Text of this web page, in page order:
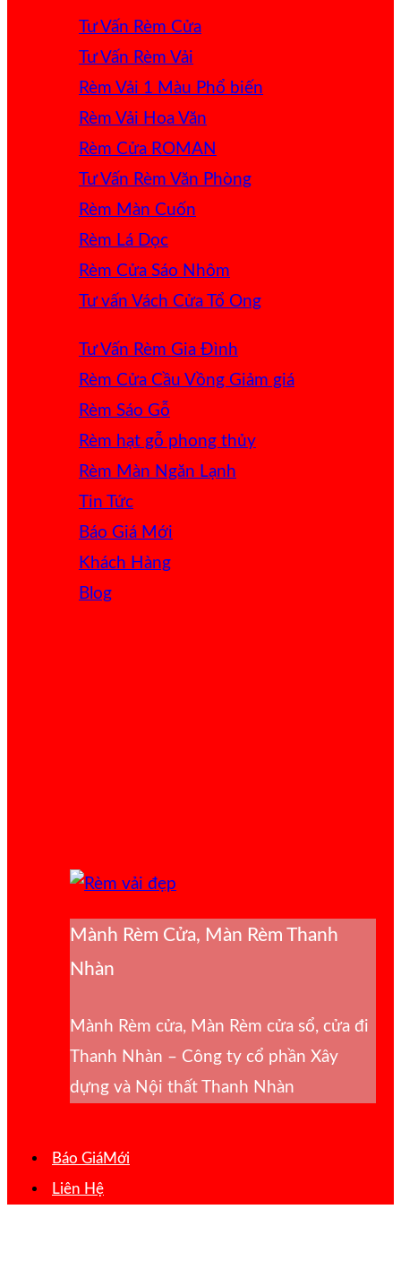
Tư Vấn Rèm Cửa
Tư Vấn Rèm Vải
Rèm Vải 1 Màu
Rèm Vải Hoa Văn
Rèm Cửa ROMAN
Tư Vấn Rèm Văn Phòng
Rèm Màn Cuốn
Rèm Lá Dọc
Rèm Cửa Sáo Nhôm
Tư vấn Vách Cửa Tổ Ong
Tư Vấn Rèm Gia Đình
Rèm Cửa Cầu Vồng
Rèm Sáo Gỗ
Rèm hạt gỗ phong thủy
Rèm Màn Ngăn Lạnh
Tin Tức
Báo Giá
Khách Hàng
Blog
Mành Rèm Cửa, Màn Rèm Thanh
Nhàn
Mành Rèm cửa, Màn Rèm cửa sổ, cửa đi
Thanh Nhàn – Công ty cổ phần Xây
dựng và Nội thất Thanh Nhàn
Báo Giá
Liên Hệ